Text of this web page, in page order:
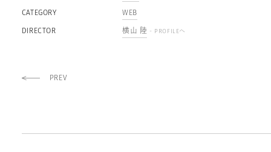
CATEGORY WEB
DIRECTOR 横山 陸 - PROFILEへ
PREV